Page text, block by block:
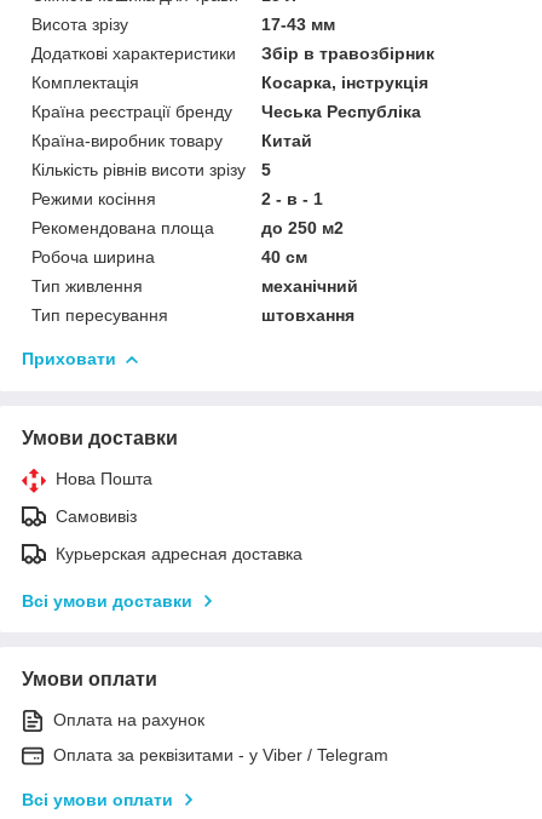
Висота зрізу
17-43 мм
Додаткові характеристики
Збір в травозбірник
Комплектація
Косарка, інструкція
Країна реєстрації бренду
Чеська Республіка
Країна-виробник товару
Китай
Кількість рівнів висоти зрізу
5
Режими косіння
2 - в - 1
Рекомендована площа
до 250 м2
Робоча ширина
40 см
Тип живлення
механічний
Тип пересування
штовхання
Приховати
Умови доставки
Нова Пошта
Самовивіз
Курьерская адресная доставка
Всі умови доставки
Умови оплати
Оплата на рахунок
Оплата за реквізитами - у Viber / Telegram
Всі умови оплати